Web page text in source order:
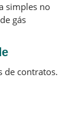
simples no
gás
de contratos.